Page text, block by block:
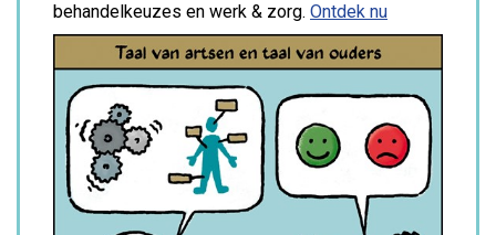
behandelkeuzes en werk & zorg. Ontdek nu